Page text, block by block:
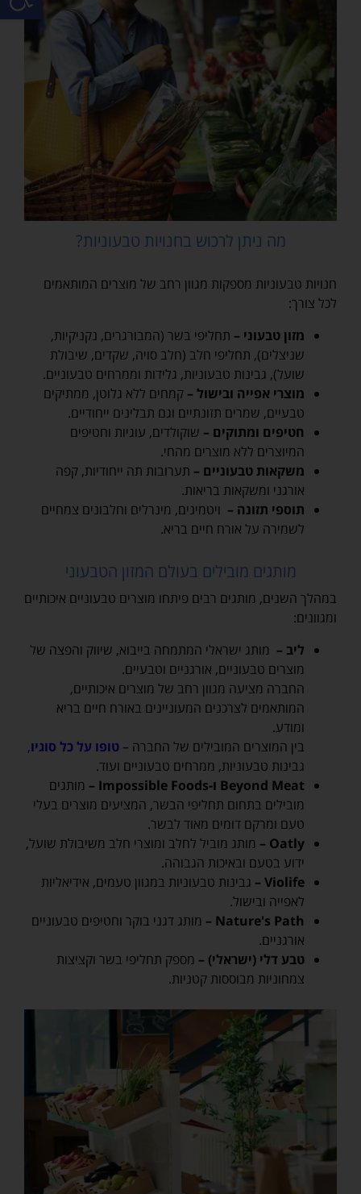
מה ניתן לרכוש בחנויות טבעוניות?
חנויות טבעוניות מספקות מגוון רחב של מוצרים המותאמים
לכל צורך:
מזון טבעוני – תחליפי בשר (המבורגרים, נקניקיות,
שניצלים), תחליפי חלב (חלב סויה, שקדים, שיבולת
שועל), גבינות טבעוניות, גלידות וממרחים טבעוניים.
מוצרי אפייה ובישול – קמחים ללא גלוטן, ממתיקים
טבעיים, שמרים תזונתיים וגם תבלינים ייחודיים.
חטיפים ומתוקים – שוקולדים, עוגיות וחטיפים
המיוצרים ללא מוצרים מהחי.
משקאות טבעוניים – תערובות תה ייחודיות, קפה
אורגני ומשקאות בריאות.
תוספי תזונה – ויטמינים, מינרלים וחלבונים צמחיים
לשמירה על אורח חיים בריא.
מותגים מובילים בעולם המזון הטבעוני
במהלך השנים, מותגים רבים פיתחו מוצרים טבעוניים איכותיים
ומגוונים:
ליב – מותג ישראלי המתמחה בייבוא, שיווק והפצה של
מוצרים טבעוניים, אורגניים וטבעיים.
החברה מציעה מגוון רחב של מוצרים איכותיים,
המותאמים לצרכנים המעוניינים באורח חיים בריא
ומודע.
בין המוצרים המובילים של החברה – טופו על כל סוגיו,
גבינות טבעוניות, ממרחים טבעוניים ועוד.
Beyond Meat ו-Impossible Foods –
מותגים
מובילים בתחום תחליפי הבשר, המציעים מוצרים בעלי
טעם ומרקם דומים מאוד לבשר.
Oatly –
מותג מוביל לחלב ומוצרי חלב משיבולת שועל,
ידוע בטעם ובאיכות הגבוהה.
Violife –
גבינות טבעוניות במגוון טעמים, אידיאליות
לאפייה ובישול.
Nature's Path –
מותג דגני בוקר וחטיפים טבעוניים
אורגניים.
טבע דלי (ישראלי) – מספק תחליפי בשר וקציצות
צמחוניות מבוססות קטניות.